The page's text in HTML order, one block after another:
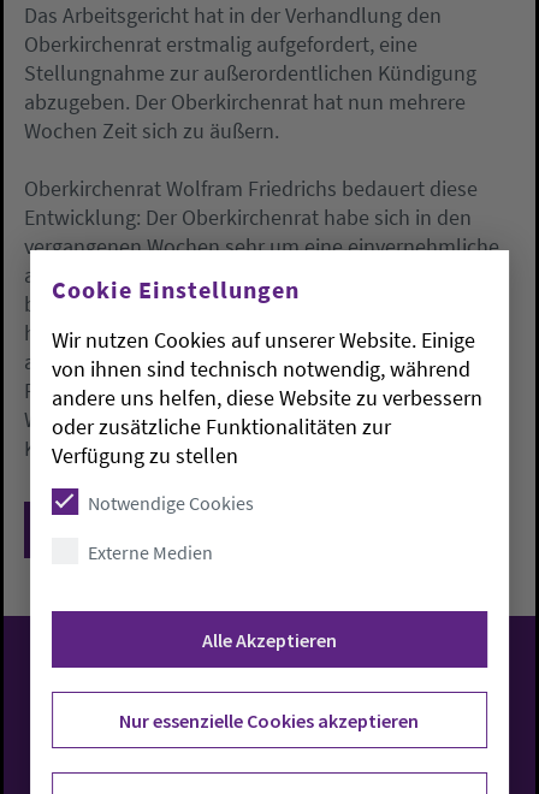
Das Arbeitsgericht hat in der Verhandlung den
Oberkirchenrat erstmalig aufgefordert, eine
Stellungnahme zur außerordentlichen Kündigung
abzugeben. Der Oberkirchenrat hat nun mehrere
Wochen Zeit sich zu äußern.
Oberkirchenrat Wolfram Friedrichs bedauert diese
Entwicklung: Der Oberkirchenrat habe sich in den
vergangenen Wochen sehr um eine einvernehmliche
außergerichtliche Einigung bemüht. Dazu ist er im
beiderseitigen Interesse auch weiterhin bereit. Er
habe kein Interesse an einer in der Öffentlichkeit
ausgetragenen Auseinandersetzung, da diese
Personalangelegenheit in der Öffentlichkeit hohe
Wellen geschlagen und zu Unruhe in den
Kirchengemeinden geführt hat.
Evangelisch-Lutherische
Kirche in Oldenburg
Cookie Einstellungen
Wir nutzen Cookies auf unserer Website. Einige
von ihnen sind technisch notwendig, während
andere uns helfen, diese Website zu verbessern
oder zusätzliche Funktionalitäten zur
Verfügung zu stellen
Notwendige Cookies
Externe Medien
Alle Akzeptieren
Nur essenzielle Cookies akzeptieren